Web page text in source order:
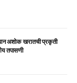
अशोक खरातची प्रकृती
तपासणी